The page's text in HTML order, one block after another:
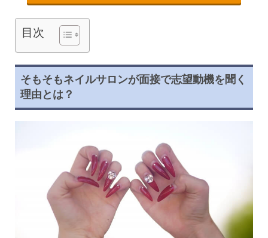
目次
そもそもネイルサロンが面接で志望動機を聞く
理由とは？